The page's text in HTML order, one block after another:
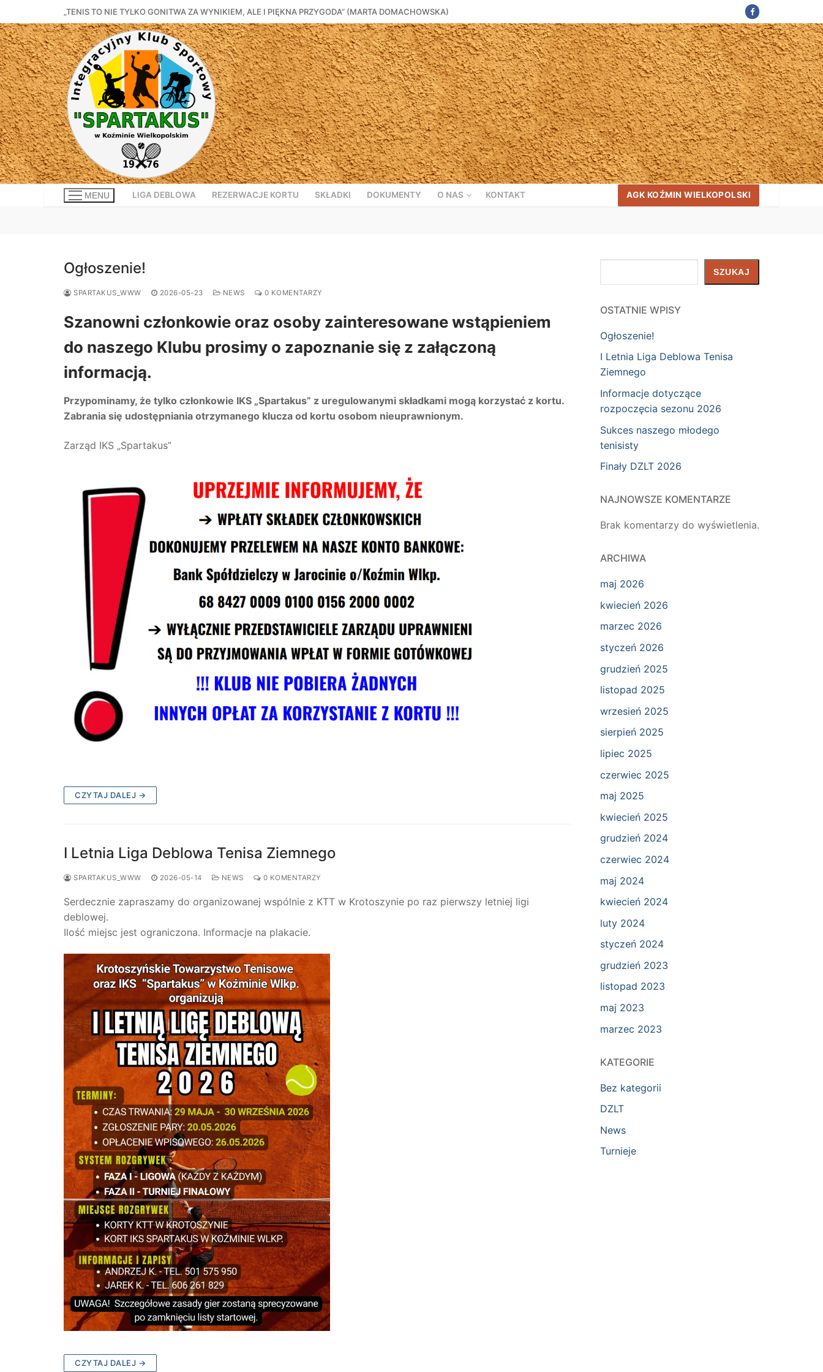
do
treści
„TENIS TO NIE TYLKO GONITWA ZA WYNIKIEM, ALE I PIĘKNA PRZYGODA” (MARTA DOMACHOWSKA)
MENU LIGA DEBLOWA REZERWACJE KORTU SKŁADKI DOKUMENTY O NAS KONTAKT AGK KOŹMIN WIELKOPOLSKI
Ogłoszenie!
SPARTAKUS_WWW 2026-05-23 NEWS 0 KOMENTARZY
Szanowni członkowie oraz osoby zainteresowane wstąpieniem
do naszego Klubu prosimy o zapoznanie się z załączoną
informacją.
Przypominamy, że tylko członkowie IKS „Spartakus” z uregulowanymi składkami mogą korzystać z kortu.
Zabrania się udostępniania otrzymanego klucza od kortu osobom nieuprawnionym.
Zarząd IKS „Spartakus”
CZYTAJ DALEJ →
I Letnia Liga Deblowa Tenisa Ziemnego
SPARTAKUS_WWW 2026-05-14 NEWS 0 KOMENTARZY
Serdecznie zapraszamy do organizowanej wspólnie z KTT w Krotoszynie po raz pierwszy letniej ligi
deblowej.
Ilość miejsc jest ograniczona. Informacje na plakacie.
CZYTAJ DALEJ →
SZUKAJ
OSTATNIE WPISY
Ogłoszenie!
I Letnia Liga Deblowa Tenisa
Ziemnego
Informacje dotyczące
rozpoczęcia sezonu 2026
Sukces naszego młodego
tenisisty
Finały DZLT 2026
NAJNOWSZE KOMENTARZE
Brak komentarzy do wyświetlenia.
ARCHIWA
maj 2026
kwiecień 2026
marzec 2026
styczeń 2026
grudzień 2025
listopad 2025
wrzesień 2025
sierpień 2025
lipiec 2025
czerwiec 2025
maj 2025
kwiecień 2025
grudzień 2024
czerwiec 2024
maj 2024
kwiecień 2024
luty 2024
styczeń 2024
grudzień 2023
listopad 2023
maj 2023
marzec 2023
KATEGORIE
Bez kategorii
DZLT
News
Turnieje